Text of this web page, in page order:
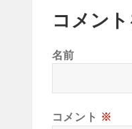
コメン
名前
コメント ※